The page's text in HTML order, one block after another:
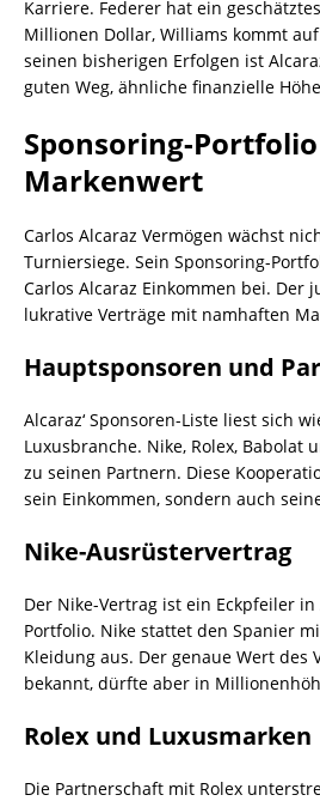
Karriere. Federer hat ein
Millionen Dollar, Williams kommt
seinen bisherigen Erfolgen ist
guten Weg, ähnliche finanzielle
Sponsoring-
Markenwert
Carlos Alcaraz Vermögen wächst
Turniersiege. Sein Sponsoring-
Carlos Alcaraz Einkommen bei. Der
lukrative Verträge mit namhaften
Hauptsponsoren und
Alcaraz‘ Sponsoren-Liste liest sich
Luxusbranche. Nike, Rolex, Babolat
zu seinen Partnern. Diese
sein Einkommen, sondern auch
Nike-Ausrüstervertrag
Der Nike-Vertrag ist ein Eckpfeiler in
Portfolio. Nike stattet den Spanier
Kleidung aus. Der genaue Wert des
bekannt, dürfte aber in
Rolex und Luxusmarken
Die Partnerschaft mit Rolex